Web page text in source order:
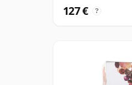
127 € ?